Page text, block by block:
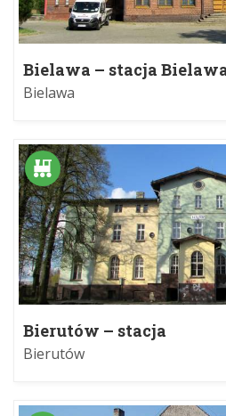
Bielawa – stacja
Bielawa
Bierutów – stacja
Bierutów